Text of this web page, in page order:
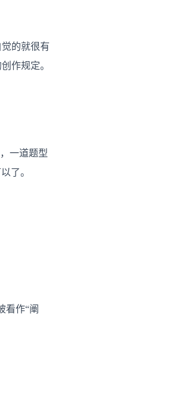
的就很有
作规定。
一道题型
了。
看作“阐